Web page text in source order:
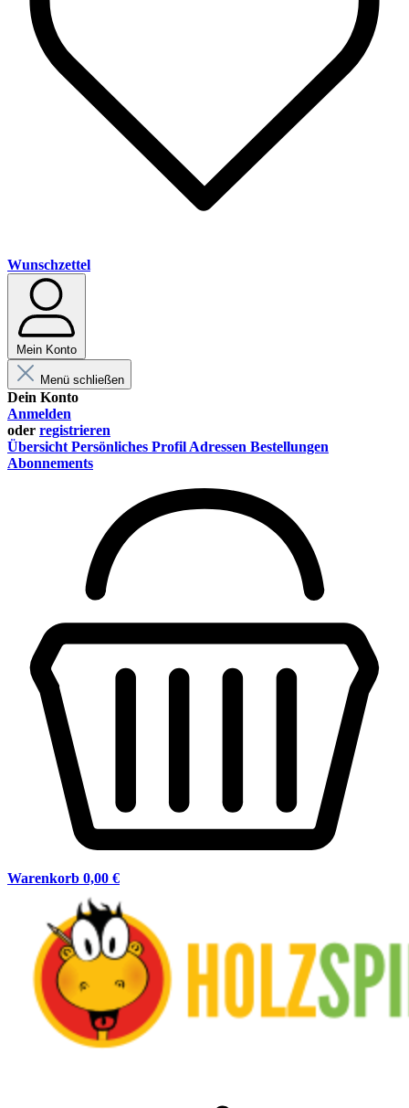
Wunschzettel
Mein Konto
Menü schließen
Dein Konto
Anmelden
oder registrieren
Übersicht Persönliches Profil Adressen Bestellungen
Abonnements
Warenkorb 0,00 €